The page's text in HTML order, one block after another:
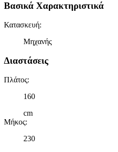
Βασικά Χαρακτηριστικά
Κατασκευή:
Μηχανής
Διαστάσεις
Πλάτος:
160
cm
Μήκος:
230